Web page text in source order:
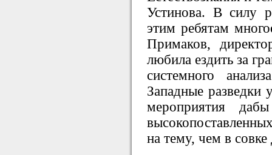
Устинова. В силу
этим ребятам
Примаков,
любила ездить за
системного
Западные разведки
мероприятия
на тему, чем в